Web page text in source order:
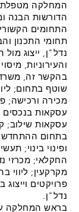
המחלקה מטפלת
הדורשות הבנה
התחומים
תחומי התכנון
נדל"ן, ייצוג
והעירוניות,
בהקשר זה,
שוטף בתחום;
מכירה ורכישה;
עסקאות בנכסים
עסקאות שילוב;
ופינוי בינוי;
החקלאי; מכרזי
מקרקעין; ליווי
פרויקטים וייצוג
נדל"ן.
בראש המחלקה